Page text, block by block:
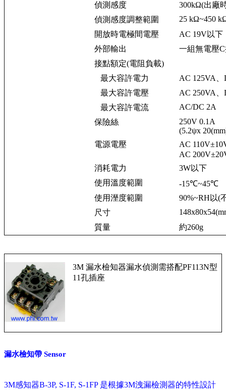
偵測感度
300kΩ(出廠
偵測感度調整範圍
25 kΩ~450
開放時電極間電壓
AC 19V以下
外部輸出
一組無電壓
接點額定(電阻負載)
最大容許電力
AC 125VA、
最大容許電壓
AC 250VA
最大容許電流
AC/DC 2A
保險絲
250V 0.1A
(5.2ψx
電源電壓
AC
AC
消耗電力
3W以下
使用溫度範圍
-15℃~45℃
使用溼度範圍
90%~RH以(
尺寸
質量
約260g
3M 漏水檢知器漏水偵測需搭配PF113N型
11孔插座
漏水檢知帶 Sensor
3M感知器B-3P, S-1F, S-1FP 是根據3M洩漏檢測器的特性設計